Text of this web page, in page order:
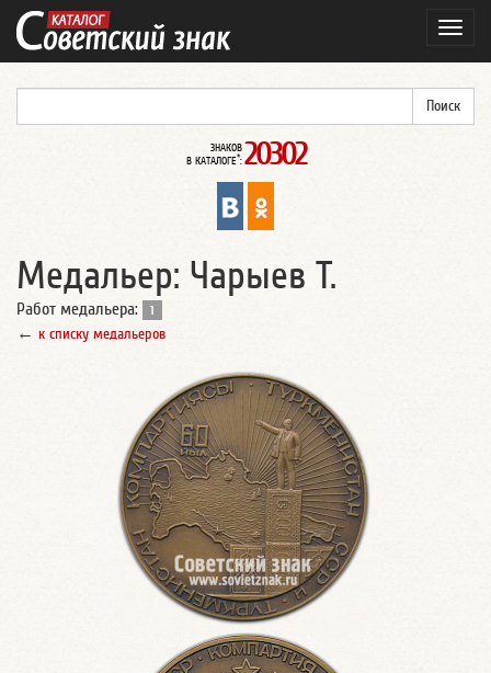
ЗНАКОВ
В КАТАЛОГЕ*: 20302
Медальер: Чарыев Т.
Работ медальера: 1
← к списку медальеров